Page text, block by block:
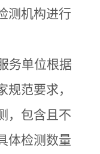
测机构进行
务单位根据
范要求，
，包含且不
体检测数量